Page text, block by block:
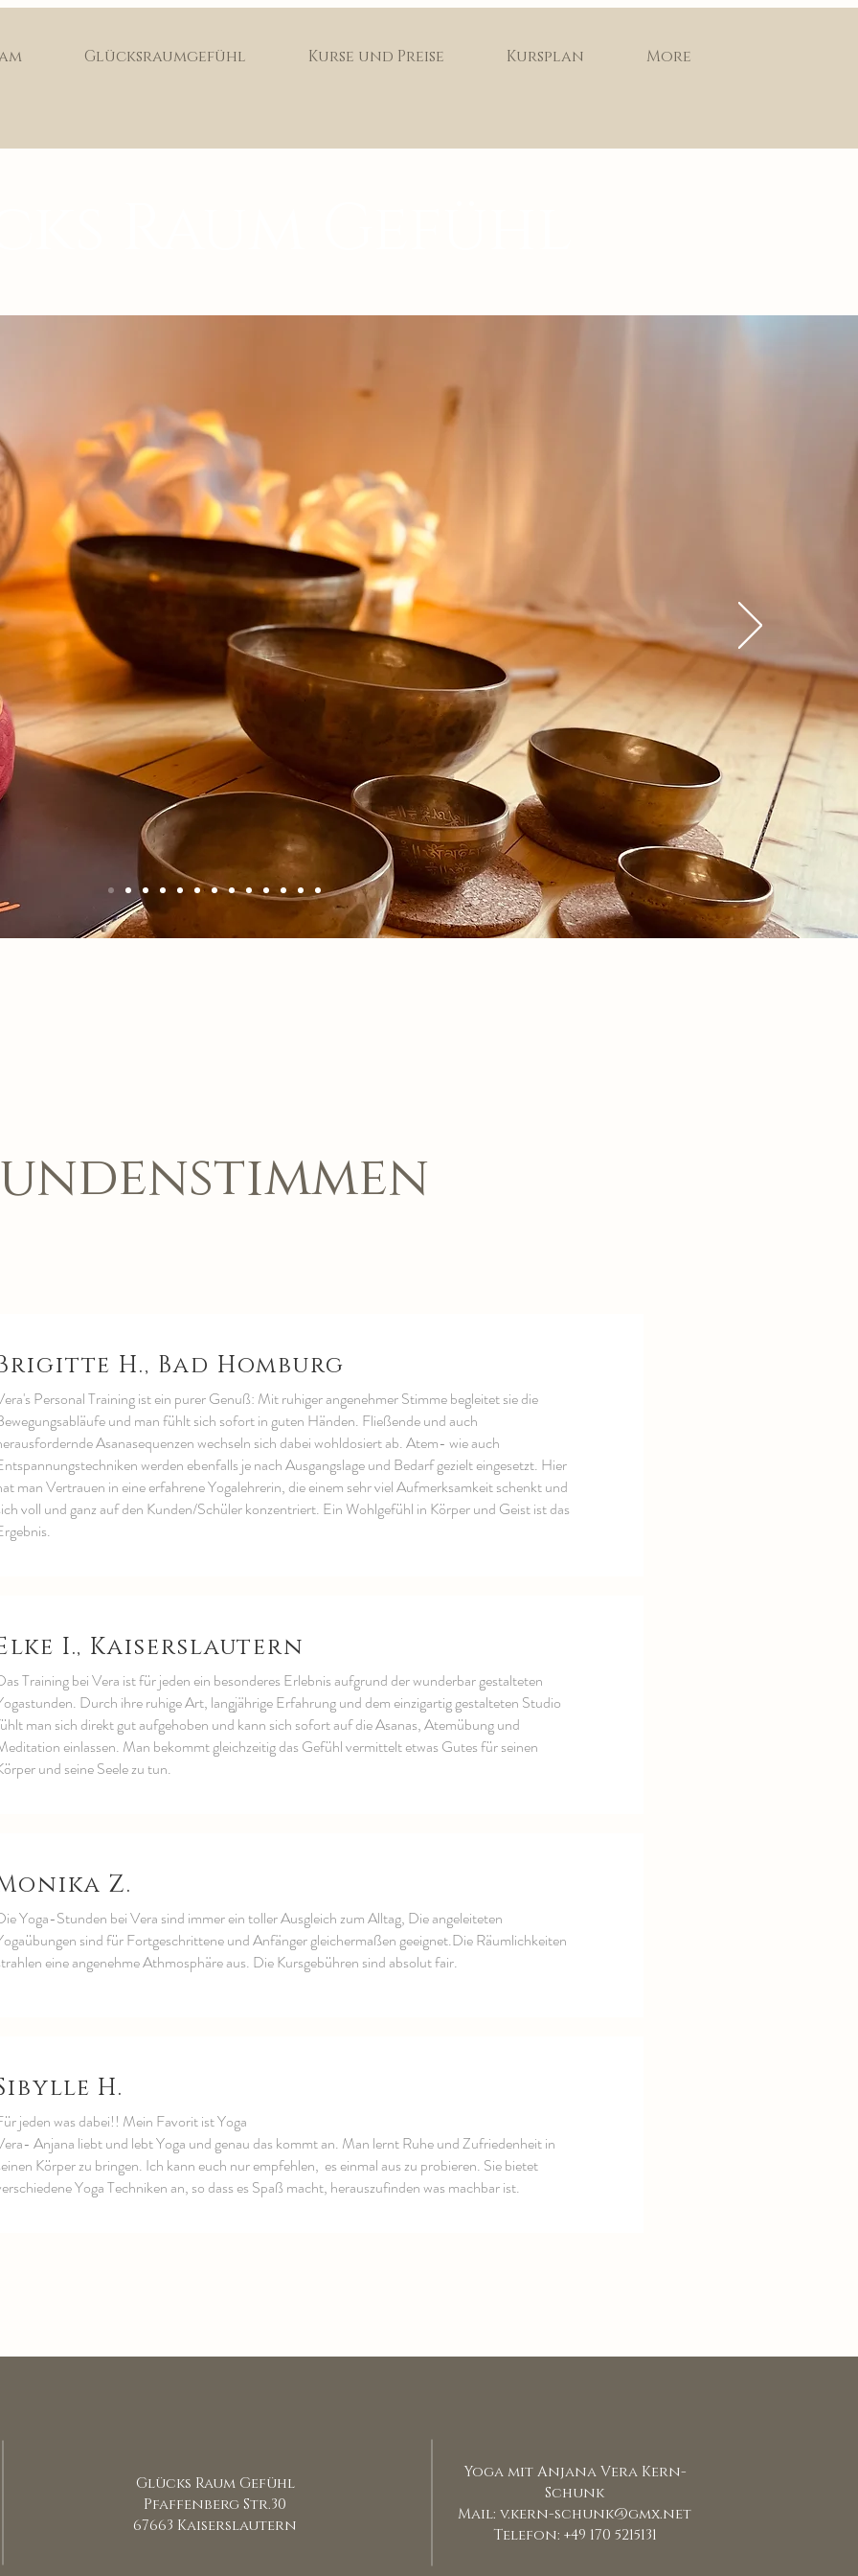
Glücksraumgefühl Kurse und Preise Kursplan More
H., Bad Homburg
Personal Training ist ein purer Genuß: Mit ruhiger angenehmer Stimme begleitet sie die
und man fühlt sich sofort in guten Händen. Fließende und auch
Asanasequenzen wechseln sich dabei wohldosiert ab. Atem- wie auch
werden ebenfalls je nach Ausgangslage und Bedarf gezielt eingesetzt. Hier
man Vertrauen in eine erfahrene Yogalehrerin, die einem sehr viel Aufmerksamkeit schenkt und
voll und ganz auf den Kunden/Schüler konzentriert. Ein Wohlgefühl in Körper und Geist ist das
I., Kaiserslautern
Training bei Vera ist für jeden ein besonderes Erlebnis aufgrund der wunderbar gestalteten
Durch ihre ruhige Art, langjährige Erfahrung und dem einzigartig gestalteten Studio
man sich direkt gut aufgehoben und kann sich sofort auf die Asanas, Atemübung und
einlassen. Man bekommt gleichzeitig das Gefühl vermittelt etwas Gutes für seinen
und seine Seele zu tun.
Z.
Yoga-Stunden bei Vera sind immer ein toller Ausgleich zum Alltag, Die angeleiteten
sind für Fortgeschrittene und Anfänger gleichermaßen geeignet.Die Räumlichkeiten
eine angenehme Athmosphäre aus. Die Kursgebühren sind absolut fair.
H.
jeden was dabei!! Mein Favorit ist Yoga
Anjana liebt und lebt Yoga und genau das kommt an. Man lernt Ruhe und Zufriedenheit in
Körper zu bringen. Ich kann euch nur empfehlen, es einmal aus zu probieren. Sie bietet
Yoga Techniken an, so dass es Spaß macht, herauszufinden was machbar ist.
Glücks Raum Gefühl
Pfaffenberg Str.30
67663 Kaiserslautern
Yoga mit Anjana Vera Kern-
Schunk
Mail:v.kern-schunk@gmx.net
Telefon: +49 170 5215131